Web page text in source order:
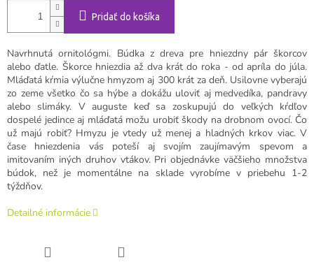
Pridať do košíka
Navrhnutá ornitológmi. Búdka z dreva pre hniezdny pár škorcov
alebo ďatle. Škorce hniezdia až dva krát do roka - od apríla do júla.
Mláďatá kŕmia výlučne hmyzom aj 300 krát za deň. Usilovne vyberajú
zo zeme všetko čo sa hýbe a dokážu uloviť aj medvedíka, pandravy
alebo slimáky. V auguste keď sa zoskupujú do veľkých kŕdľov
dospelé jedince aj mláďatá možu urobiť škody na drobnom ovocí. Čo
už majú robiť? Hmyzu je vtedy už menej a hladných krkov viac. V
čase hniezdenia vás poteší aj svojím zaujímavým spevom a
imitovaním iných druhov vtákov. Pri objednávke väčšieho množstva
búdok, než je momentálne na sklade vyrobíme v priebehu 1-2
týždňov.
Detailné informácie